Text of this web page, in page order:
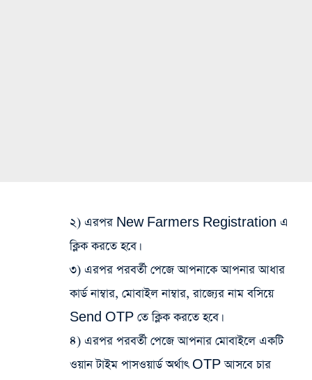
২) এরপর New Farmers Registration এ
ক্লিক করতে হবে।
৩) এরপর পরবর্তী পেজে আপনাকে আপনার আধার
কার্ড নাম্বার, মোবাইল নাম্বার, রাজ্যের নাম বসিয়ে
Send OTP তে ক্লিক করতে হবে।
৪) এরপর পরবর্তী পেজে আপনার মোবাইলে একটি
ওয়ান টাইম পাসওয়ার্ড অর্থাৎ OTP আসবে চার